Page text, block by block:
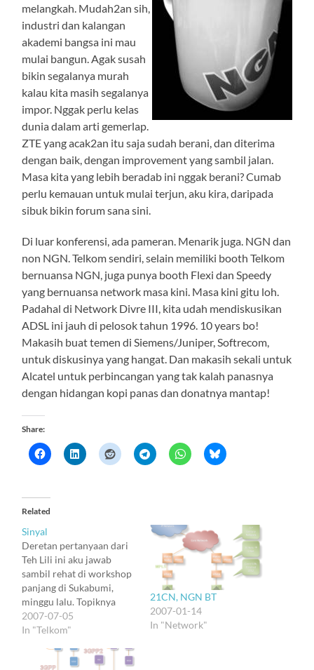
melangkah. Mudah2an sih,
industri dan kalangan
akademi bangsa ini mau
mulai bangun. Agak susah
bikin segalanya murah
kalau kita masih segalanya
impor. Nggak perlu kelas
dunia dalam arti gemerlap.
ZTE yang acak2an itu saja sudah berani, dan diterima
dengan baik, dengan improvement yang sambil jalan.
Masa kita yang lebih beradab ini nggak berani? Cumab
perlu kemauan untuk mulai terjun, aku kira, daripada
sibuk bikin forum sana sini.
Di luar konferensi, ada pameran. Menarik juga. NGN dan
non NGN. Telkom sendiri, selain memiliki booth Telkom
bernuansa NGN, juga punya booth Flexi dan Speedy
yang bernuansa network masa kini. Masa kini gitu loh.
Padahal di Network Divre III, kita udah mendiskusikan
ADSL ini jauh di pelosok tahun 1996. 10 years bo!
Makasih buat temen di Siemens/Juniper, Softrecom,
untuk diskusinya yang hangat. Dan makasih sekali untuk
Alcatel untuk perbincangan yang tak kalah panasnya
dengan hidangan kopi panas dan donatnya mantap!
Share:
Related
Sinyal
Deretan pertanyaan dari
Teh Lili ini aku jawab
sambil rehat di workshop
panjang di Sukabumi,
minggu lalu. Topiknya
utama tentang Pendidikan
di Bidang Telekomunikasi.
lebih banyak tentang
2007-07-05
In "Telkom"
21CN, NGN BT
2007-01-14
In "Network"